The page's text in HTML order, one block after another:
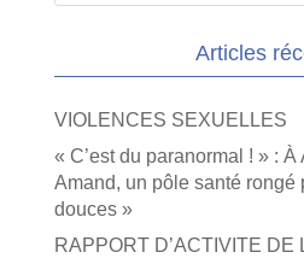
Articles
VIOLENCES SEXUELLES
« C’est du paranormal ! » :
Amand, un pôle santé rongé
douces »
RAPPORT D’ACTIVITE DE